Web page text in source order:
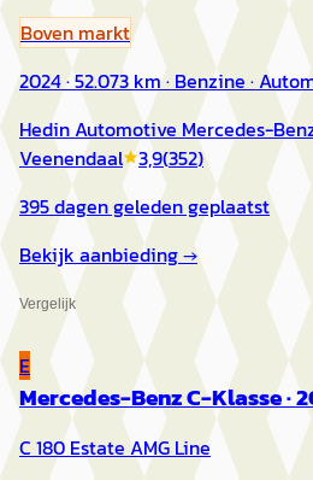
Boven markt
2024 · 52.073 km · Benzine ·
Hedin Automotive Mercedes-
Veenendaal 3,9(352)
395 dagen geleden geplaatst
Bekijk aanbieding →
Vergelijk
E
Mercedes-Benz C-Klasse·
C 180 Estate AMG Line